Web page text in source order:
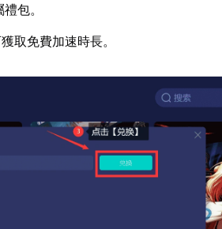
包。
取免費加速時長。